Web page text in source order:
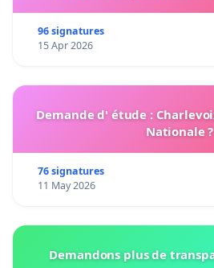
96 signatures
15 Apr 2026
Demande d' étude :
Nationale ?
76 signatures
11 May 2026
Demandons plus de